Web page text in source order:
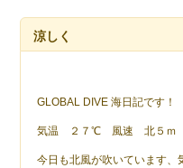
涼しく
GLOBAL DIVE 海日記です！
気温 ２７℃ 風速 北５ｍ
今日も北風が吹いています、